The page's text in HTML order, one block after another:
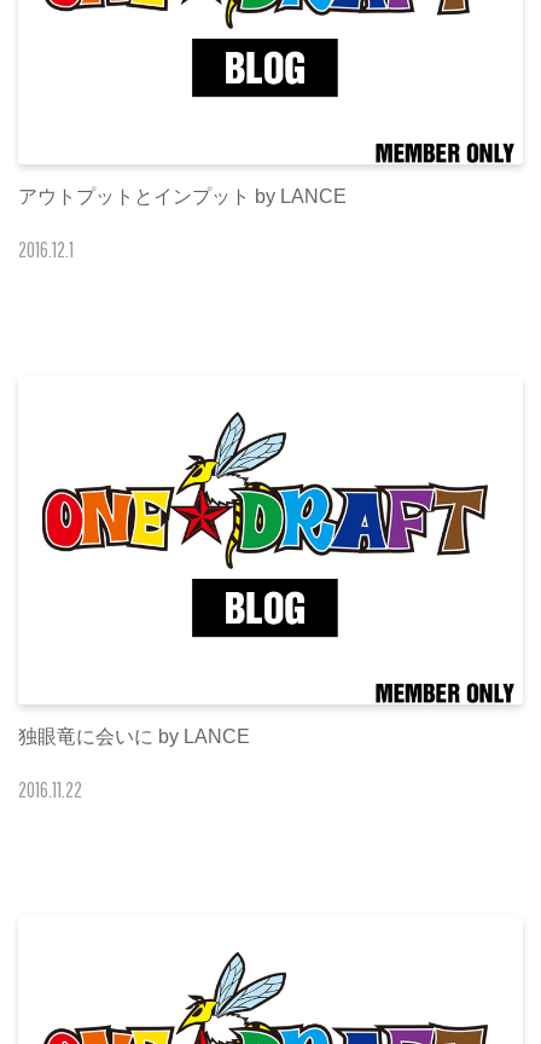
アウトプットとインプット by LANCE
2016.12.1
独眼竜に会いに by LANCE
201611 22